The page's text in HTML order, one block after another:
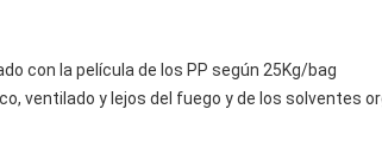
con la película de los PP según 25Kg/bag
ventilado y lejos del fuego y de los solventes